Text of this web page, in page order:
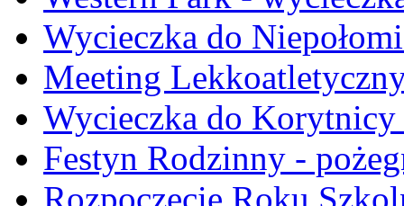
Wycieczka do
Meeting
Wycieczka do
Festyn Rodzinny -